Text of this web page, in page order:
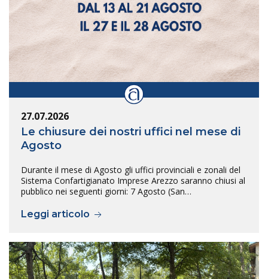
27.07.2026
Le chiusure dei nostri uffici nel mese di
Agosto
Durante il mese di Agosto gli uffici provinciali e zonali del
Sistema Confartigianato Imprese Arezzo saranno chiusi al
pubblico nei seguenti giorni: 7 Agosto (San…
Leggi articolo